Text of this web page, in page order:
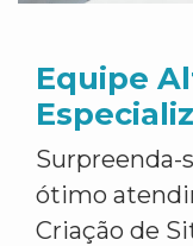
Equipe
Surpreenda-
ótimo
Criação de